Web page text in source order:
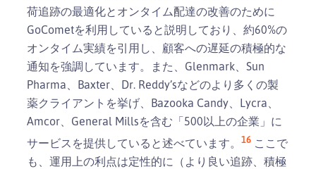
荷追跡の最適化とオンタイム配達の改善のために
GoCometを利用していると説明しており、約60%の
オンタイム実績を引用し、顧客への遅延の積極的な
通知を強調しています。また、Glenmark、Sun
Pharma、Baxter、Dr. Reddy’sなどのより多くの製
薬クライアントを挙げ、Bazooka Candy、Lycra、
Amcor、General Millsを含む「500以上の企業」に
サービスを提供していると述べています。 16 ここで
も、運用上の利点は定性的に（より良い追跡、積極